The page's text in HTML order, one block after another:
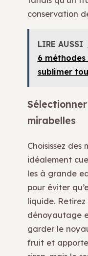
conservation
LIRE AUSSI
6
sublimer
mirabelles
Choisissez des
idéalement
les à grande
pour éviter
liquide. Retirez
dénoyautage
garder le
fruit et